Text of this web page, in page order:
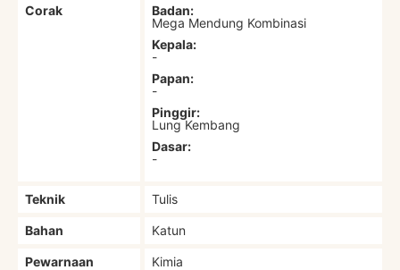
Corak
Badan:
Mega Mendung Kombinasi
Kepala:
-
Papan:
-
Pinggir:
Lung Kembang
Dasar:
-
Teknik Tulis
Bahan Katun
Pewarnaan Kimia